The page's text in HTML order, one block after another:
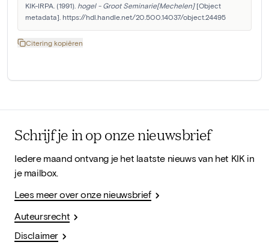
KIK-IRPA. (1991). hogel - Groot Seminarie[Mechelen] [Object
metadata]. https://hdl.handle.net/20.500.14037/object.24495
Citering kopiëren
Schrijf je in op onze nieuwsbrief
Iedere maand ontvang je het laatste nieuws van het KIK in
je mailbox.
Lees meer over onze nieuwsbrief
Auteursrecht
Disclaimer